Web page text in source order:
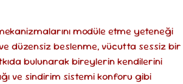
modüle etme yeteneği
düzensiz beslenme, vücutta sessiz bir
bulunarak bireylerin kendilerini
ve sindirim sistemi konforu gibi